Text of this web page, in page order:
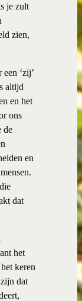
je zult
zien,
‘zij’
altijd
en het
ons
de
en
dat
het
keren
dat